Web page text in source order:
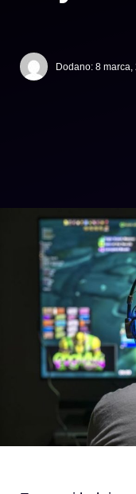
Dodano: 8 marca,